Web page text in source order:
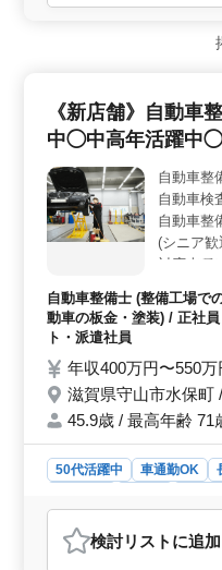
＜安定した就業環境＞
月平均5時間と非常に少
を重視される方に最適で
ても問題ありません。ベ
ため、これまでの経験を
人、男女比は1:9と女性
い雰囲気が特徴です。50
が安心して働ける職場で
《新店舗》自動車
中◯中高年活躍中
自動車整備士 / 整備工場での自
自動車検
自動車整
(シニア歓
対応車種
ニック経
ンメカニ
自動車整備士 (整備工場で
動車の板金・塗装) / 正社
ト・派遣社員
年収400万円〜550
滋賀県守山市水保町
45.9歳 / 最高年齢 71
50代活躍中 車通勤OK
自動
おすすめポイント
検討リスト に追加